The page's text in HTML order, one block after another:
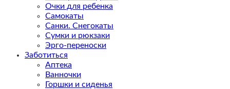
Очки для ребенка
Самокаты
Санки. Снегокаты
Сумки и рюкзаки
Эрго-переноски
Заботиться
Аптека
Ванночки
Горшки и сиденья